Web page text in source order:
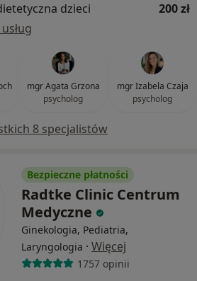
dzieci
200 zł
mgr Agata Grzona
psycholog
mgr Izabela Czaja
psycholog
8 specjalistów
Bezpieczne płatności
Radtke Clinic Centrum
Medyczne
Ginekologia, Pediatria,
Laryngologia · Więcej
1757 opinii